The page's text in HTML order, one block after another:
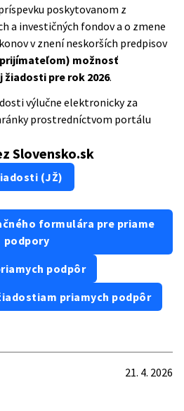
poskytovanom z
a investičných fondov a o zmene
v znení neskorších predpisov
možnosť
pre rok 2026.
výlučne elektronicky za
prostredníctvom portálu
Slovensko.sk
(JŽ)
formulára pre priame
podpory
podpôr
priamych podpôr
21. 4. 2026